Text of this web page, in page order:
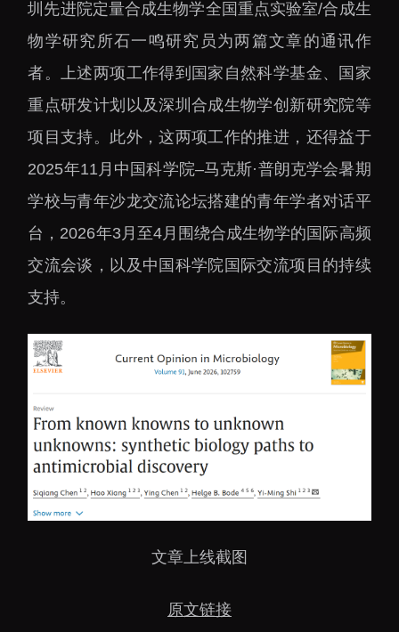
圳先进院定量合成生物学全国重点实验室/合成生
物学研究所石一鸣研究员为两篇文章的通讯作
者。上述两项工作得到国家自然科学基金、国家
重点研发计划以及深圳合成生物学创新研究院等
项目支持。此外，这两项工作的推进，还得益于
2025年11月中国科学院–马克斯·普朗克学会暑期
学校与青年沙龙交流论坛搭建的青年学者对话平
台，2026年3月至4月围绕合成生物学的国际高频
交流会谈，以及中国科学院国际交流项目的持续
支持。
文章上线截图
原文链接